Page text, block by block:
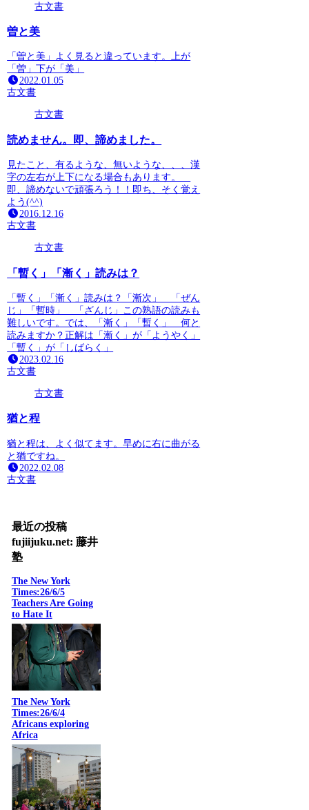
古文書
曽と美
「曽と美」よく見ると違っています。上が
「曽」下が「美」
2022.01.05
古文書
古文書
読めません。即、諦めました。
見たこと、有るような、無いような、、、漢
字の左右が上下になる場合もあります。
即、諦めないで頑張ろう！！即ち、そく覚え
よう(^^)
2016.12.16
古文書
古文書
「暫く」「漸く」読みは？
「暫く」「漸く」読みは？「漸次」 「ぜん
じ」「暫時」 「ざんじ」この熟語の読みも
難しいです。では、「漸く」「暫く」 何と
読みますか？正解は「漸く」が「ようやく」
「暫く」が「しばらく」
2023.02.16
古文書
古文書
猶と程
猶と程は、よく似てます。早めに右に曲がる
と猶ですね。
2022.02.08
古文書
最近の投稿
fujiijuku.net: 藤井
塾
The New York
Times:26/6/5
Teachers Are Going
to Hate It
The New York
Times:26/6/4
Africans exploring
Africa